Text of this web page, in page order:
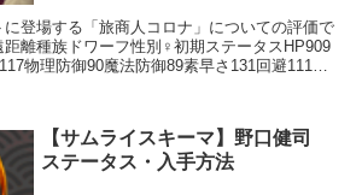
登場する「旅商人コロナ」についての評価で
離種族ドワーフ性別♀初期ステータスHP909
物理防御90魔法防御89素早さ131回避111命
【サムライスキーマ】野口健司
ステータス・入手方法